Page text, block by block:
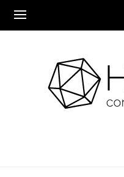
content